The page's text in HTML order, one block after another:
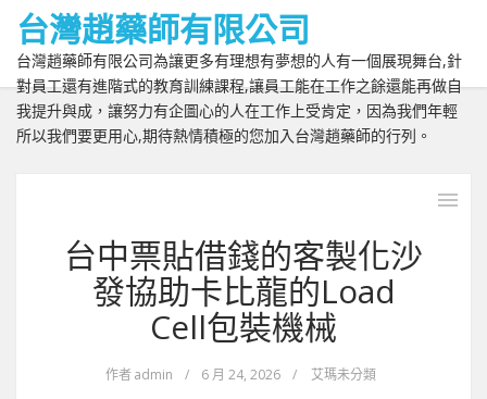
台灣趙藥師有限公司
台灣趙藥師有限公司為讓更多有理想有夢想的人有一個展現舞台,針
對員工還有進階式的教育訓練課程,讓員工能在工作之餘還能再做自
我提升與成，讓努力有企圖心的人在工作上受肯定，因為我們年輕
所以我們要更用心,期待熱情積極的您加入台灣趙藥師的行列。
台中票貼借錢的客製化沙
發協助卡比龍的Load
Cell包裝機械
作者admin / 6 月 24, 2026 / 艾瑪未分類